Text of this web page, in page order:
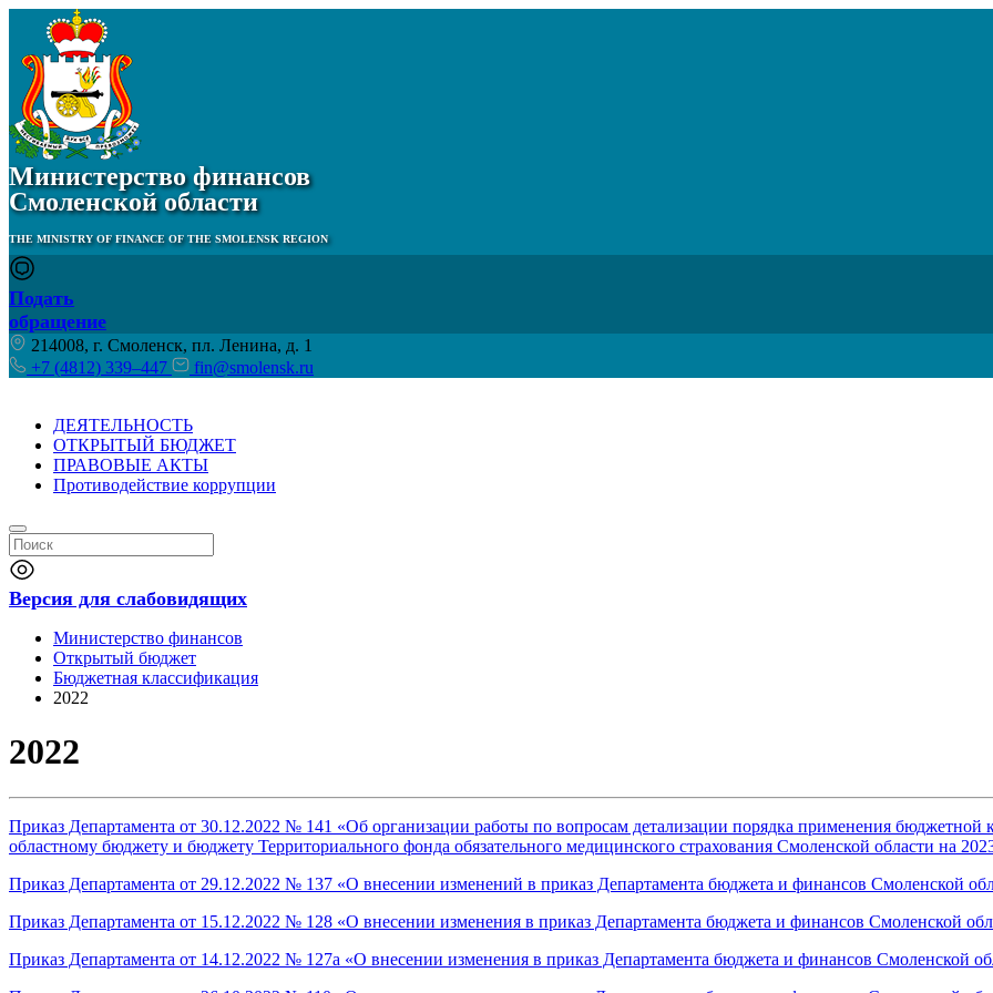
Министерство финансов
Смоленской области
THE MINISTRY OF FINANCE OF THE SMOLENSK REGION
Подать
обращение
214008, г. Смоленск, пл. Ленина, д. 1
+7 (4812) 339–447
fin@smolensk.ru
ДЕЯТЕЛЬНОСТЬ
ОТКРЫТЫЙ БЮДЖЕТ
ПРАВОВЫЕ АКТЫ
Противодействие коррупции
Версия для слабовидящих
Министерство финансов
Открытый бюджет
Бюджетная классификация
2022
2022
Приказ Департамента от 30.12.2022 № 141 «Об организации работы по вопросам детализации порядка применения
областному бюджету и бюджету Территориального фонда обязательного медицинского страхования Смоленской области на
Приказ Департамента от 29.12.2022 № 137 «О внесении изменений в приказ Департамента бюджета и финансов Смоленской
Приказ Департамента от 15.12.2022 № 128 «О внесении изменения в приказ Департамента бюджета и финансов Смоленской
Приказ Департамента от 14.12.2022 № 127а «О внесении изменения в приказ Департамента бюджета и финансов Смоленской